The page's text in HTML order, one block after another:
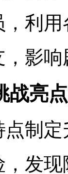
利
影
战亮点
制
发